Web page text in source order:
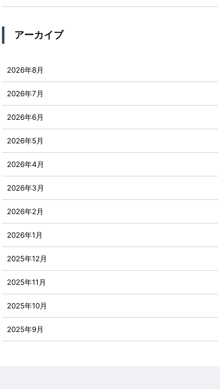
アーカイブ
2026年8月
2026年7月
2026年6月
2026年5月
2026年4月
2026年3月
2026年2月
2026年1月
2025年12月
2025年11月
2025年10月
2025年9月